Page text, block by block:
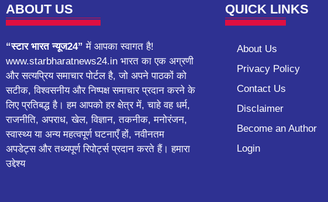
ABOUT US
“स्टार भारत न्यूज24” में आपका स्वागत है!
www.starbharatnews24.in भारत का एक अग्रणी
और सत्यप्रिय समाचार पोर्टल है, जो अपने पाठकों को
सटीक, विश्वसनीय और निष्पक्ष समाचार प्रदान करने के
लिए प्रतिबद्ध है। हम आपको हर क्षेत्र में, चाहे वह धर्म,
राजनीति, अपराध, खेल, विज्ञान, तकनीक, मनोरंजन,
स्वास्थ्य या अन्य महत्वपूर्ण घटनाएँ हों, नवीनतम
अपडेट्स और तथ्यपूर्ण रिपोर्ट्स प्रदान करते हैं। हमारा
उद्देश्य
QUICK LINKS
About Us
Privacy Policy
Contact Us
Disclaimer
Become an Author
Login